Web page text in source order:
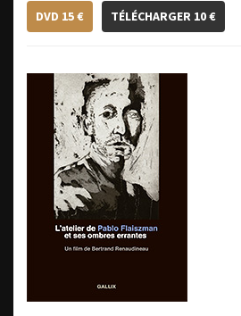
DVD 15 € TÉLÉCHARGER 10 €